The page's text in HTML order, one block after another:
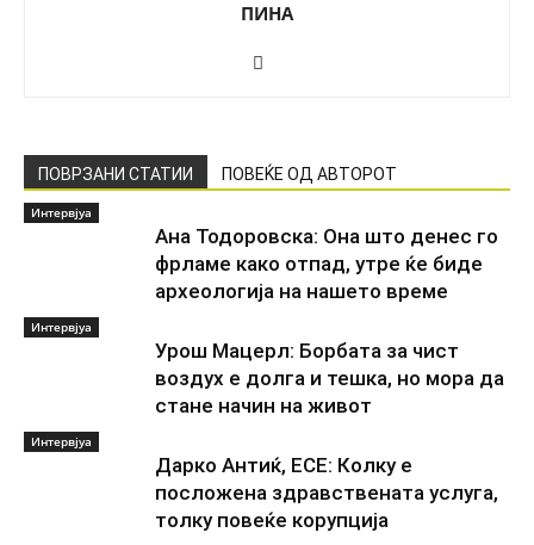
ПИНА
ПОВРЗАНИ СТАТИИ ПОВЕЌЕ ОД АВТОРОТ
Интервјуа
Ана Тодоровска: Она што денес го
фрламе како отпад, утре ќе биде
археологија на нашето време
Интервјуа
Урош Мацерл: Борбата за чист
воздух е долга и тешка, но мора да
стане начин на живот
Интервјуа
Дарко Антиќ, ЕСЕ: Колку е
посложена здравствената услуга,
толку повеќе корупција